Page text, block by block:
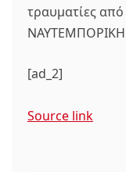
τραυματίες
ΝΑΥΤΕΜΠΟΡΙΚΗ
[ad_2]
Source link